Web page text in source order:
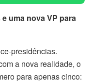
uma nova VP para
presidências.
a nova realidade, o
para apenas cinco: